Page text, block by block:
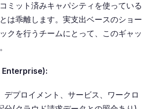
ミット済みキャパシティを使っている
は乖離します。実支出ベースのショー
クを行うチームにとって、このギャッ
Enterprise):
デプロイメント、サービス、ワークロ